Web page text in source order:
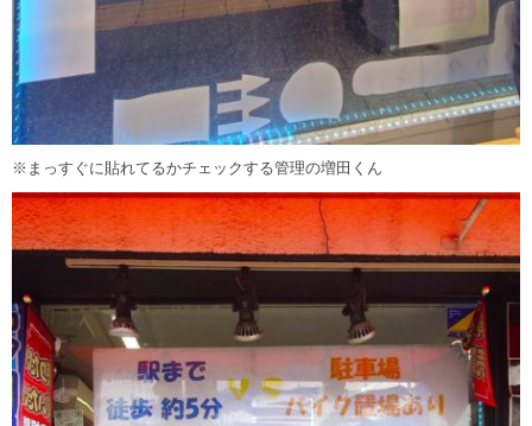
※まっすぐに貼れてるかチェックする管理の増田くん